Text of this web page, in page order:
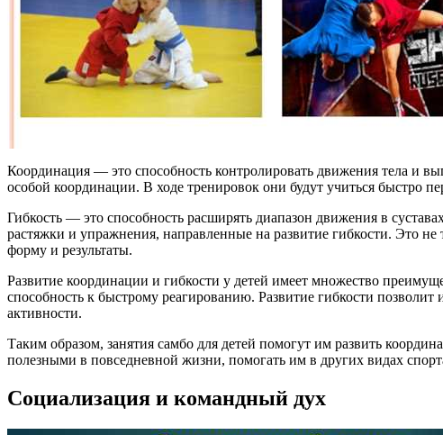
Координация — это способность контролировать движения тела и
особой координации. В ходе тренировок они будут учиться быстро
Гибкость — это способность расширять диапазон движения в
растяжки и упражнения, направленные на развитие гибкости. Это
форму и результаты.
Развитие координации и гибкости у детей имеет множество
способность к быстрому реагированию. Развитие гибкости
активности.
Таким образом, занятия самбо для детей помогут им развить
полезными в повседневной жизни, помогать им в других видах
Социализация и командный дух